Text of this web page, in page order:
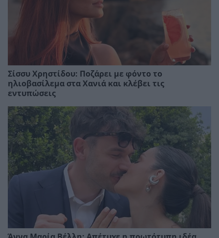
Σίσσυ Χρηστίδου: Ποζάρει με φόντο το
ηλιοβασίλεμα στα Χανιά και κλέβει τις
εντυπώσεις